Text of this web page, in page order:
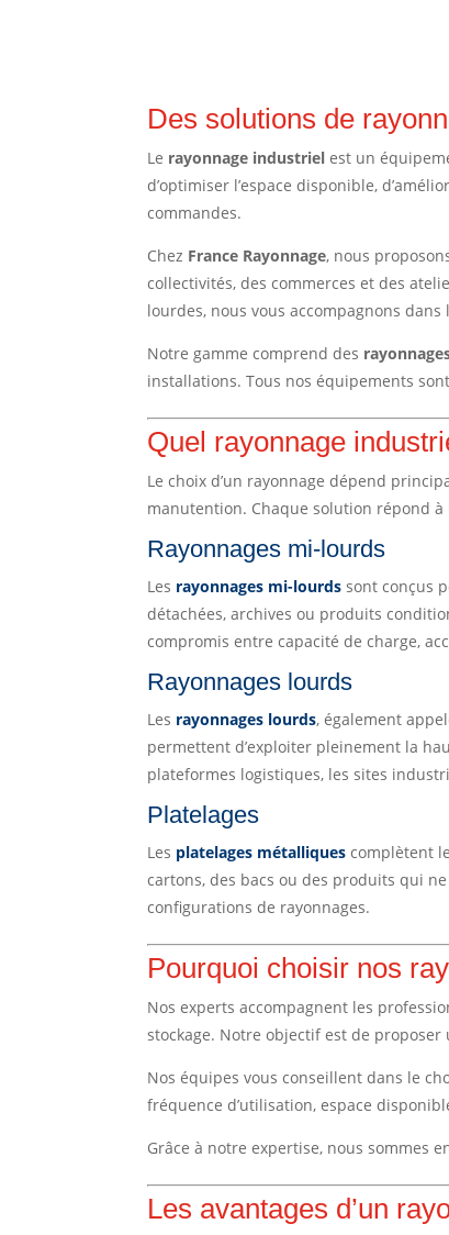
Des solutions de
Le rayonnage industriel est un
d’optimiser l’espace disponible,
commandes.
Chez France Rayonnage, nous
collectivités, des commerces et des
lourdes, nous vous accompagnons
Notre gamme comprend des
installations. Tous nos équipements
Quel rayonnage
Le choix d’un rayonnage dépend
manutention. Chaque solution répond
Rayonnages mi-lourds
Les rayonnages mi-lourds sont conçus
détachées, archives ou produits
compromis entre capacité de charge,
Rayonnages lourds
Les rayonnages lourds, également
permettent d’exploiter pleinement la
plateformes logistiques, les sites
Platelages
Les platelages métalliques complètent
cartons, des bacs ou des produits qui
configurations de rayonnages.
Pourquoi choisir nos
Nos experts accompagnent les
stockage. Notre objectif est de
Nos équipes vous conseillent dans le
fréquence d’utilisation, espace
Grâce à notre expertise, nous sommes
Les avantages d’un